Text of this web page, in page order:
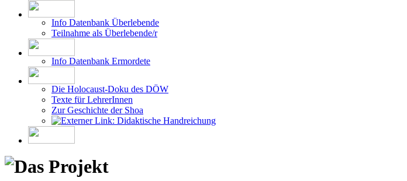
Info Datenbank Überlebende
Teilnahme als Überlebende/r
Info Datenbank Ermordete
Die Holocaust-Doku des DÖW
Texte für LehrerInnen
Zur Geschichte der Shoa
Didaktische Handreichung